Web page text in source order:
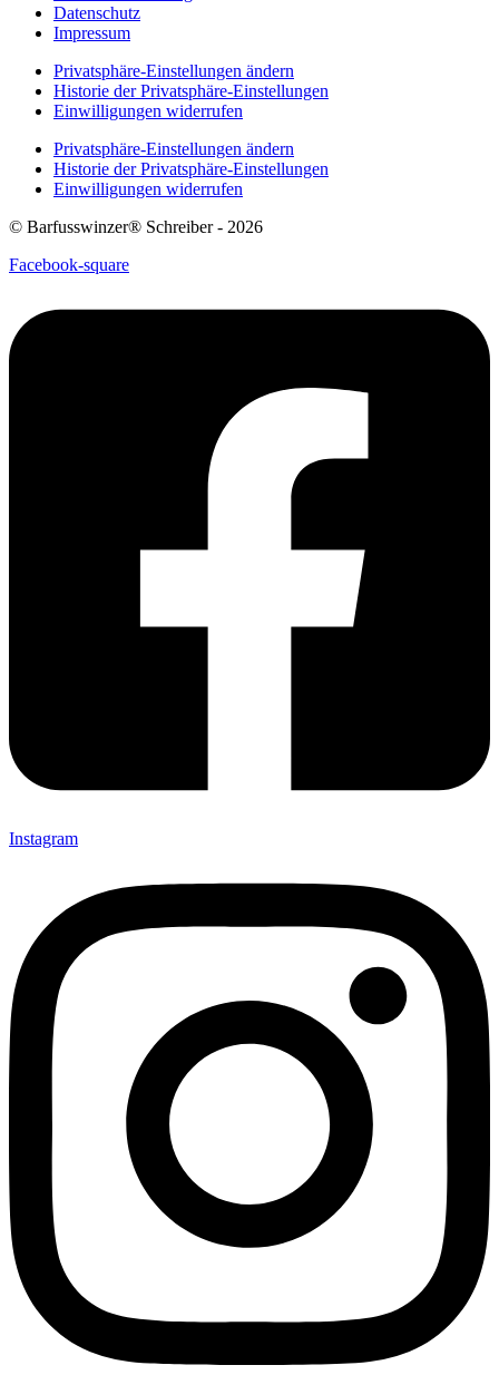
Datenschutz
Impressum
Privatsphäre-Einstellungen ändern
Historie der Privatsphäre-Einstellungen
Einwilligungen widerrufen
Privatsphäre-Einstellungen ändern
Historie der Privatsphäre-Einstellungen
Einwilligungen widerrufen
© Barfusswinzer® Schreiber - 2026
Facebook-square
Instagram